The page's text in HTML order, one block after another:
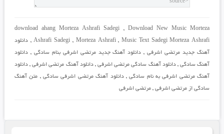
download ahang Morteza Ashrafi Sadegi , Download New Music Morteza
Ashrafi Sadegi , Morteza Ashrafi,Music Text Sadegi Morteza Ashrafi
,دانلود
آهنگ جدید مرتضی اشرفی, دانلود آهنگ جدید مرتضی اشرفی بنام سادگی ,دانلود
آهنگ سادگی,دانلود آهنگ سادگی مرتضی اشرفی,دانلود آهنگ مرتضی اشرفی,دانلود
آهنگ مرتضی اشرفی به نام سادگی,دانلود آهنگ مرتضی اشرفی سادگی, متن آهنگ
سادگی از مرتضی اشرفی, مرتضی اشرفی